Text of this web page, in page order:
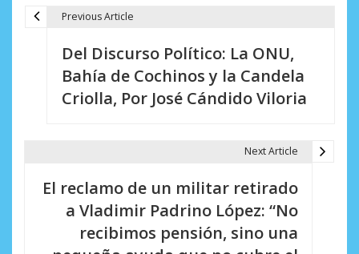
Previous Article
Del Discurso Político: La ONU,
Bahía de Cochinos y la Candela
Criolla, Por José Cándido Viloria
Next Article
El reclamo de un militar retirado
a Vladimir Padrino López: “No
recibimos pensión, sino una